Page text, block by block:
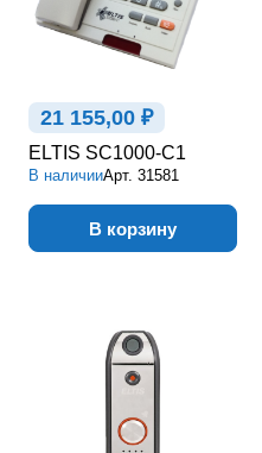
21 155,00 ₽
ELTIS SC1000-C1
В наличииАрт. 31581
В корзину